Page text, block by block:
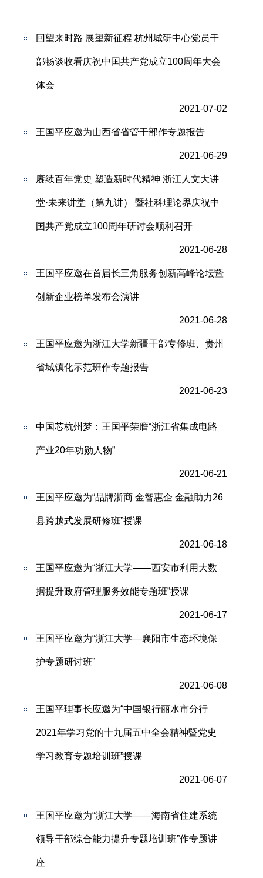
回望来时路 展望新征程 杭州城研中心党员干
部畅谈收看庆祝中国共产党成立100周年大会
体会
2021-07-02
王国平应邀为山西省省管干部作专题报告
2021-06-29
赓续百年党史 塑造新时代精神 浙江人文大讲
堂·未来讲堂（第九讲） 暨社科理论界庆祝中
国共产党成立100周年研讨会顺利召开
2021-06-28
王国平应邀在首届长三角服务创新高峰论坛暨
创新企业榜单发布会演讲
2021-06-28
王国平应邀为浙江大学新疆干部专修班、贵州
省城镇化示范班作专题报告
2021-06-23
中国芯杭州梦：王国平荣膺“浙江省集成电路
产业20年功勋人物”
2021-06-21
王国平应邀为“品牌浙商 金智惠企 金融助力26
县跨越式发展研修班”授课
2021-06-18
王国平应邀为“浙江大学——西安市利用大数
据提升政府管理服务效能专题班”授课
2021-06-17
王国平应邀为“浙江大学—襄阳市生态环境保
护专题研讨班”
2021-06-08
王国平理事长应邀为“中国银行丽水市分行
2021年学习党的十九届五中全会精神暨党史
学习教育专题培训班”授课
2021-06-07
王国平应邀为“浙江大学——海南省住建系统
领导干部综合能力提升专题培训班”作专题讲
座